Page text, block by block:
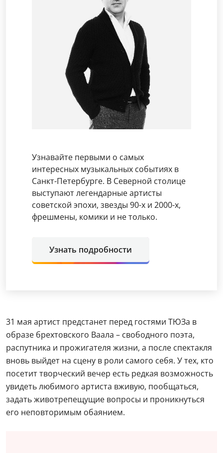
Узнавайте первыми о самых
интересных музыкальных событиях в
Санкт-Петербурге. В Северной столице
выступают легендарные артисты
советской эпохи, звезды 90-х и 2000-х,
фрешмены, комики и не только.
Узнать подробности
31 мая артист предстанет перед гостями ТЮЗа в
образе брехтовского Ваала – свободного поэта,
распутника и прожигателя жизни, а после спектакля
вновь выйдет на сцену в роли самого себя. У тех, кто
посетит творческий вечер есть редкая возможность
увидеть любимого артиста вживую, пообщаться,
задать животрепещущие вопросы и проникнуться
его неповторимым обаянием.